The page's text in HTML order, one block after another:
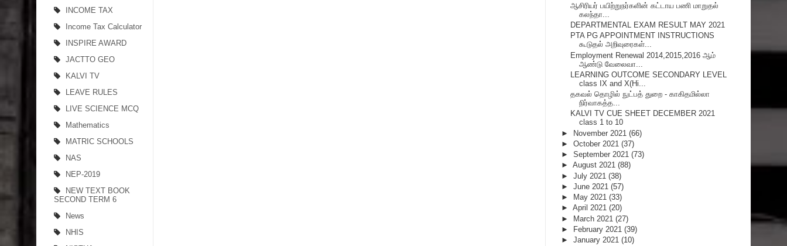
INCOME TAX
Income Tax Calculator
INSPIRE AWARD
JACTTO GEO
KALVI TV
LEAVE RULES
LIVE SCIENCE MCQ
Mathematics
MATRIC SCHOOLS
NAS
NEP-2019
NEW TEXT BOOK
SECOND TERM 6
News
NHIS
ஆசிரியர் பயிற்றுநர்களின் கட்டாய பணி மாறுதல்
கலந்தா...
DEPARTMENTAL EXAM RESULT MAY 2021
PTA PG APPOINTMENT INSTRUCTIONS
கூடுதல் அறிவுரைகள்...
Employment Renewal 2014,2015,2016 ஆம்
ஆண்டு வேலைவா...
LEARNING OUTCOME SECONDARY LEVEL
class IX and X(Hi...
தகவல் தொழில் நுட்பத் துறை - காகிதமில்லா
நிர்வாகத்த...
KALVI TV CUE SHEET DECEMBER 2021
class 1 to 10
► November 2021 (66)
► October 2021 (37)
► September 2021 (73)
► August 2021 (88)
► July 2021 (38)
► June 2021 (57)
►
May 2021 (33)
► April 2021 (20)
► March 2021 (27)
►
February 2021 (39)
► January 2021 (10)